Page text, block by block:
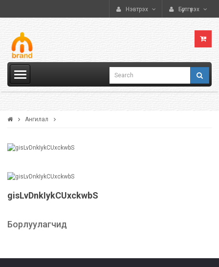
Нэвтрэх Бүртгүүлэх
Ангилал
gisLvDnkIykCUxckwbS
Борлуулагчид